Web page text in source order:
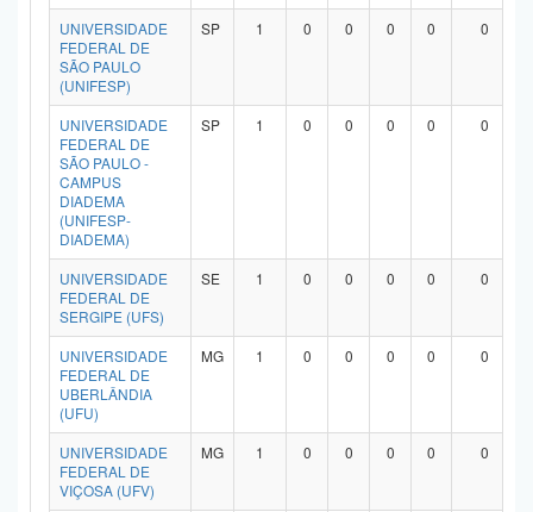
UNIVERSIDADE
FEDERAL DE
SÃO PAULO
(UNIFESP)
SP 1 0 0 0 0 0
UNIVERSIDADE
FEDERAL DE
SÃO PAULO -
CAMPUS
DIADEMA
(UNIFESP-
DIADEMA)
SP 1 0 0 0 0 0
UNIVERSIDADE
FEDERAL DE
SERGIPE (UFS)
SE 1 0 0 0 0 0
UNIVERSIDADE
FEDERAL DE
UBERLÂNDIA
(UFU)
MG 1 0 0 0 0 0
UNIVERSIDADE
FEDERAL DE
VIÇOSA (UFV)
MG 1 0 0 0 0 0